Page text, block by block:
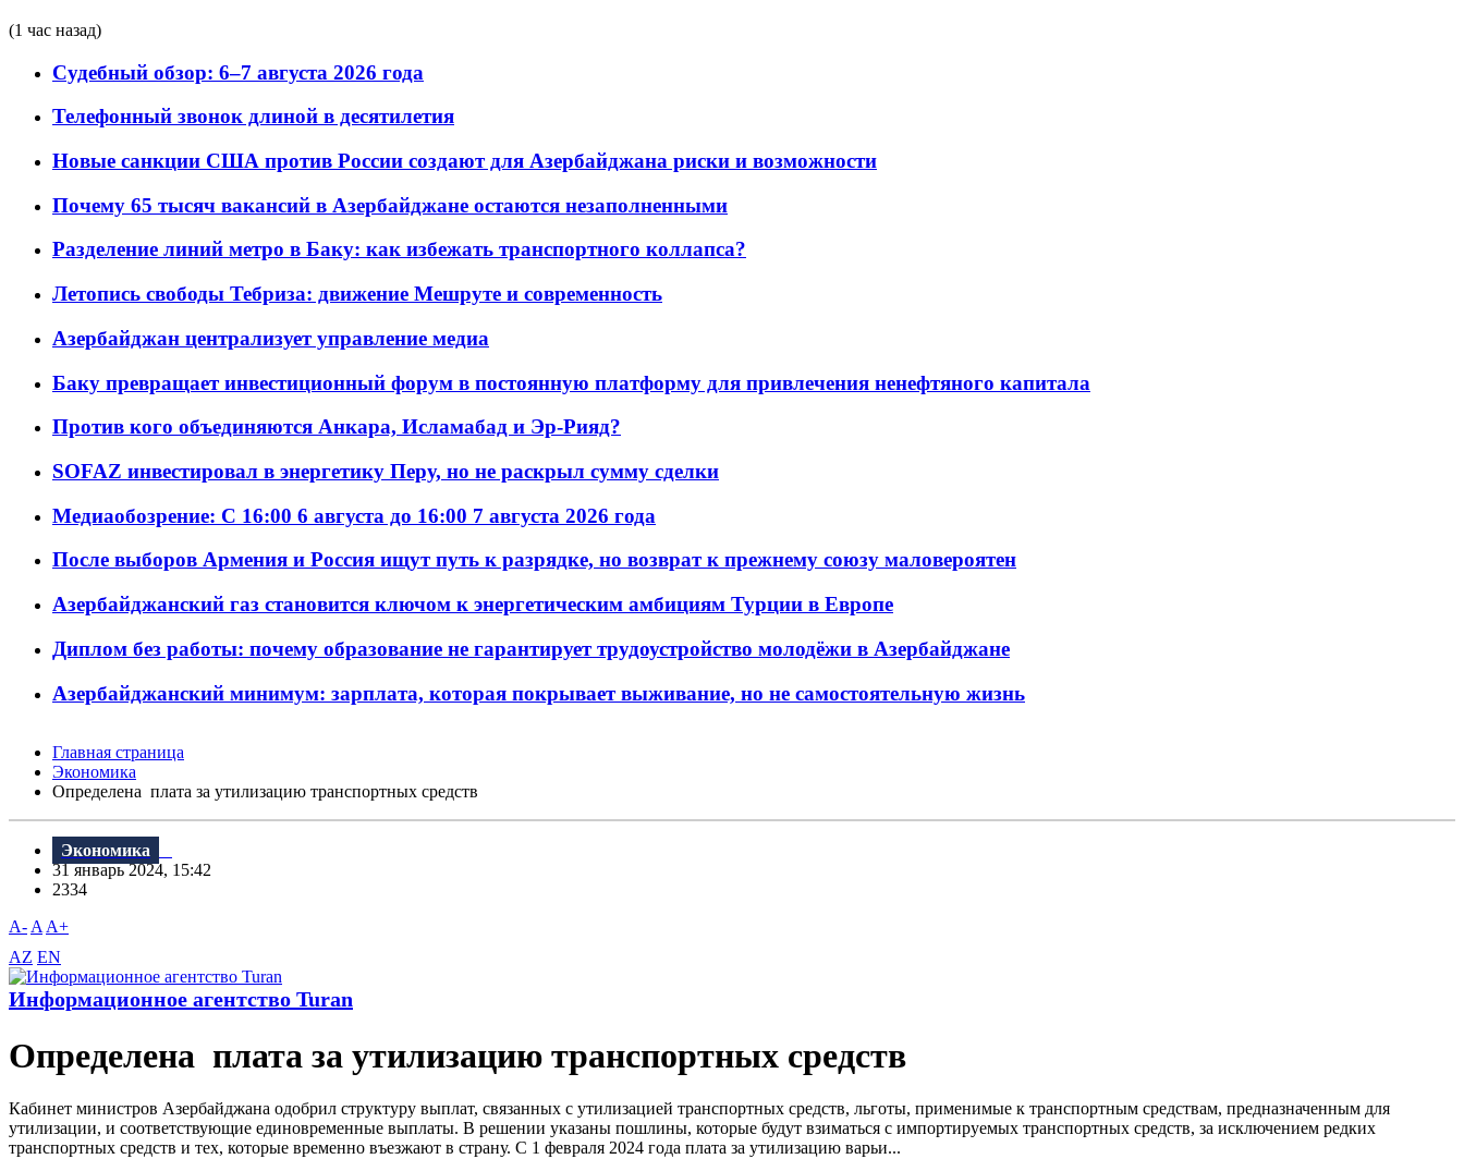
(1 час назад)
Судебный обзор: 6–7 августа 2026 года
Телефонный звонок длиной в десятилетия
Новые санкции США против России создают для Азербайджана риски и возможности
Почему 65 тысяч вакансий в Азербайджане остаются незаполненными
Разделение линий метро в Баку: как избежать транспортного коллапса?
Летопись свободы Тебриза: движение Мешруте и современность
Азербайджан централизует управление медиа
Баку превращает инвестиционный форум в постоянную платформу для привлечения ненефтяного капитала
Против кого объединяются Анкара, Исламабад и Эр-Рияд?
SOFAZ инвестировал в энергетику Перу, но не раскрыл сумму сделки
Медиаобозрение: С 16:00 6 августа до 16:00 7 августа 2026 года
После выборов Армения и Россия ищут путь к разрядке, но возврат к прежнему союзу маловероятен
Азербайджанский газ становится ключом к энергетическим амбициям Турции в Европе
Диплом без работы: почему образование не гарантирует трудоустройство молодёжи в Азербайджане
Азербайджанский минимум: зарплата, которая покрывает выживание, но не самостоятельную жизнь
Главная страница
Экономика
Определена плата за утилизацию транспортных средств
Экономика
31 январь 2024, 15:42
2334
A- A A+
AZ EN
Информационное агентство Turan
Определена плата за утилизацию транспортных средств
Кабинет министров Азербайджана одобрил структуру выплат, связанных с утилизацией транспортных средств, льготы, применимые к транспортным средствам, предназначенным для
утилизации, и соответствующие единовременные выплаты. В решении указаны пошлины, которые будут взиматься с импортируемых транспортных средств, за исключением редких
транспортных средств и тех, которые временно въезжают в страну. С 1 февраля 2024 года плата за утилизацию варьи...